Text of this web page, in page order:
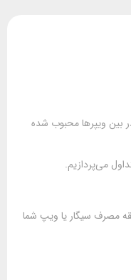
بین ویپرها محبوب شده
می‌پردازیم.
برای شما به سابقه مصرف سیگار یا ویپ شما